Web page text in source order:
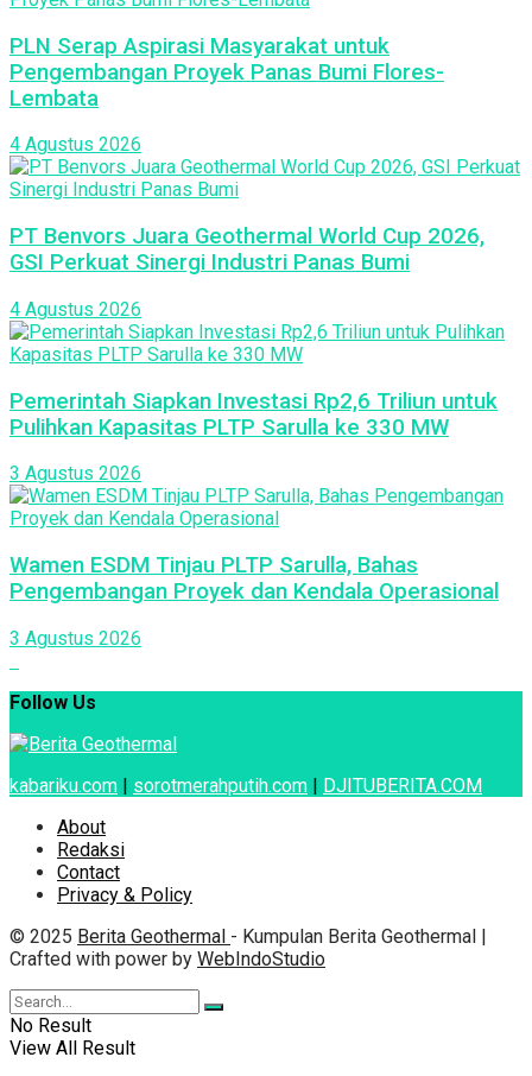
PLN Serap Aspirasi Masyarakat untuk
Pengembangan Proyek Panas Bumi Flores-
Lembata
4 Agustus 2026
PT Benvors Juara Geothermal World Cup 2026,
GSI Perkuat Sinergi Industri Panas Bumi
4 Agustus 2026
Pemerintah Siapkan Investasi Rp2,6 Triliun untuk
Pulihkan Kapasitas PLTP Sarulla ke 330 MW
3 Agustus 2026
Wamen ESDM Tinjau PLTP Sarulla, Bahas
Pengembangan Proyek dan Kendala Operasional
3 Agustus 2026
Follow Us
kabariku.com | sorotmerahputih.com | DJITUBERITA.COM
About
Redaksi
Contact
Privacy & Policy
© 2025 Berita Geothermal - Kumpulan Berita Geothermal |
Crafted with power by WebIndoStudio
No Result
View All Result